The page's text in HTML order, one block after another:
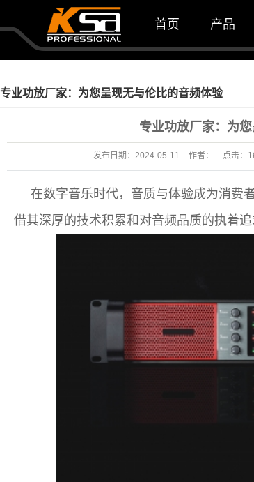
首页 产品
政企会议类
KTV酒吧
户外演出类
D类数字
四通道功放
专业功放厂家：为您呈现无与伦比的音频体验
专业功放厂家：为
发布日期： 2024-05-11 作者： 点击：
在数字音乐时代，音质与体验成为消费
借其深厚的技术积累和对音频品质的执着